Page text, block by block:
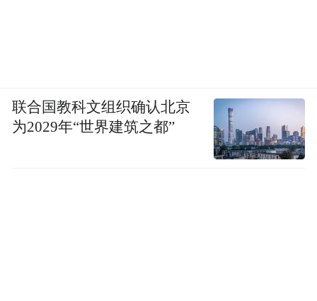
联合国教科文组织确认北京
为2029年“世界建筑之都”